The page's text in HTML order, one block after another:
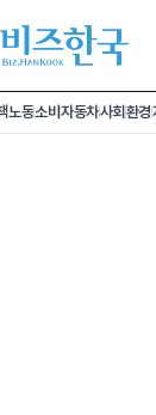
노동소비 자동차사회환경